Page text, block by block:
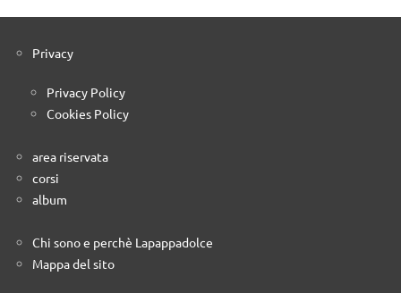
Privacy
Privacy Policy
Cookies Policy
area riservata
corsi
album
Chi sono e perchè Lapappadolce
Mappa del sito